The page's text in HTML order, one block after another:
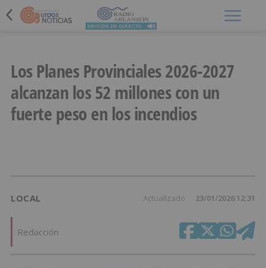
Los Planes Provinciales 2026-2027
alcanzan los 52 millones con un
fuerte peso en los incendios
LOCAL Actualizado 23/01/2026 12:31
Redacción